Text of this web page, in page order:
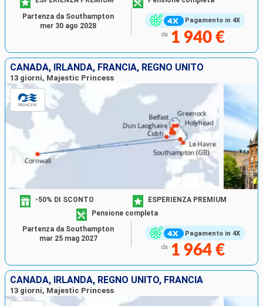
Pagamento in 4X
da 1 940 €
Partenza da Southampton
mer 30 ago 2028
CANADA, IRLANDA, FRANCIA, REGNO UNITO
13 giorni, Majestic Princess
Pagamento in 4X
-50% DI SCONTO
ESPERIENZA PREMIUM
Pensione completa
da 1 964 €
Partenza da Southampton
mar 25 mag 2027
CANADA, IRLANDA, REGNO UNITO, FRANCIA
13 giorni, Majestic Princess